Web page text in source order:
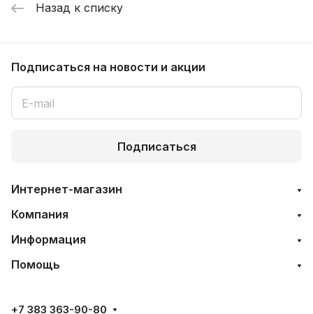
Назад к списку
Подписаться на новости и акции
Подписаться
Интернет-магазин
Компания
Информация
Помощь
+7 383 363-90-80